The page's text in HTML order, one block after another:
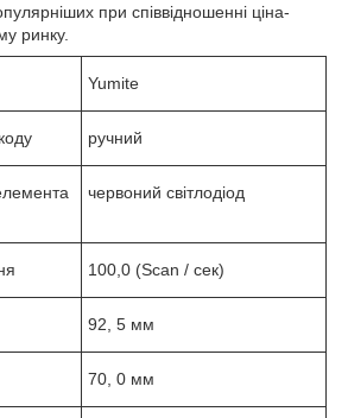
при співвідношенні ціна-
ринку.
Yumite
ручний
червоний світлодіод
100,0 (Scan / сек)
92, 5 мм
70, 0 мм